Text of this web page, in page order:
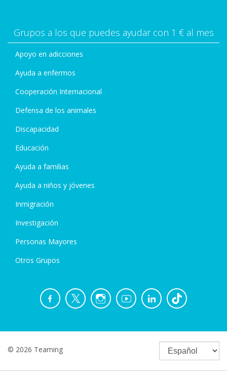
Grupos a los que puedes ayudar con 1 € al mes
Apoyo en adicciones
Ayuda a enfermos
Cooperación Internacional
Defensa de los animales
Discapacidad
Educación
Ayuda a familias
Ayuda a niños y jóvenes
Inmigración
Investigación
Personas Mayores
Otros Grupos
© 2026 Teaming